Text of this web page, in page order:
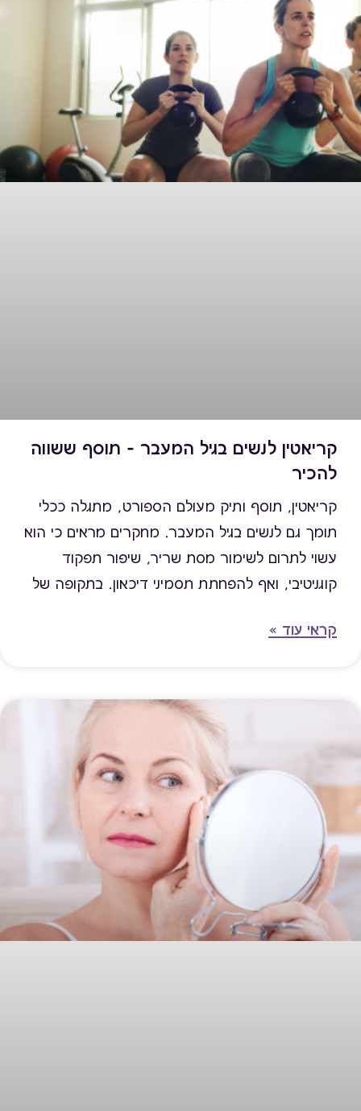
קריאטין לנשים בגיל המעבר – תוסף ששווה
להכיר
קריאטין, תוסף ותיק מעולם הספורט, מתגלה ככלי
תומך גם לנשים בגיל המעבר. מחקרים מראים כי הוא
עשוי לתרום לשימור מסת שריר, שיפור תפקוד
קוגניטיבי, ואף להפחתת תסמיני דיכאון. בתקופה של
משמעותי. המאמר מציג את העדויות המדעיות, את
קראי עוד »